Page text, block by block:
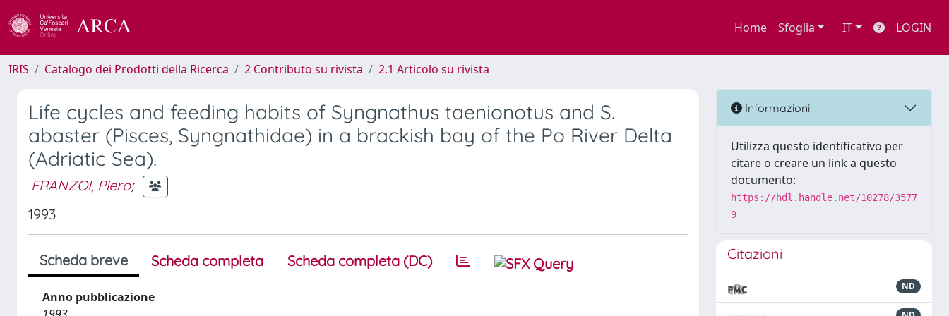
Home Sfoglia IT LOGIN
IRIS Catalogo dei Prodotti della Ricerca 2 Contributo su rivista 2.1 Articolo su rivista
Life cycles and feeding habits of Syngnathus taenionotus and S.
abaster (Pisces, Syngnathidae) in a brackish bay of the Po River Delta
(Adriatic Sea).
FRANZOI, Piero;
1993
Scheda breve Scheda completa Scheda completa (DC)
Anno pubblicazione
Informazioni
Utilizza questo identificativo per
citare o creare un link a questo
documento:
https://hdl.handle.net/10278/3577
9
Citazioni
ND